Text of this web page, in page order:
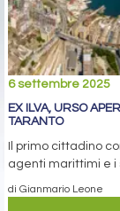
6 settembre 2025
EX ILVA, URSO
TARANTO
Il primo cittadino
agenti marittimi e i
di Gianmario Leone